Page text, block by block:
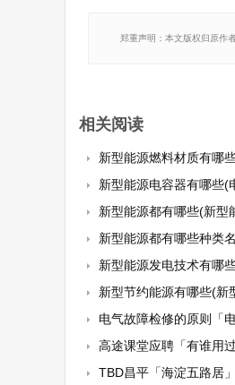
郑重声明：本文版权归原作
相关阅读
新型能源燃料材质有哪
新型能源电容器有哪些(
新型能源都有哪些(新型
新型能源都有哪些种类
新型能源发电技术有哪
新型节约能源有哪些(新
电气故障检修的原则「
高途课堂应聘「有谁用
TBD昌平「海淀五路居」